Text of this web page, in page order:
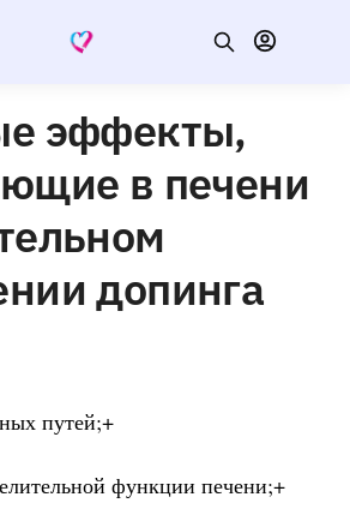
эффекты,
в печени
допинга
путей;+
функции печени;+